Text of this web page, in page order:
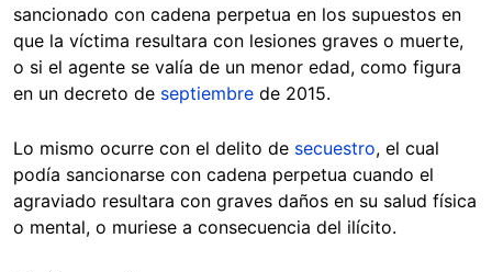
sancionado con cadena perpetua en los supuestos en
que la víctima resultara con lesiones graves o muerte,
o si el agente se valía de un menor edad, como figura
en un decreto de septiembre de 2015.
Lo mismo ocurre con el delito de secuestro, el cual
podía sancionarse con cadena perpetua cuando el
agraviado resultara con graves daños en su salud física
o mental, o muriese a consecuencia del ilícito.